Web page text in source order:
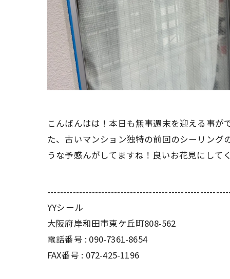
こんばんはは！本日も無事週末を迎える事
た、古いマンション独特の前回のシーリン
うな予感んがしてますね！良いお花見にして
YYシール
大阪府岸和田市東ケ丘町808-562
電話番号 : 090-7361-8654
FAX番号 : 072-425-1196